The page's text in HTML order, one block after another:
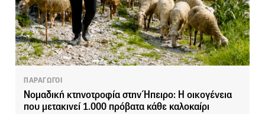
ΠΑΡΑΓΩΓΟΙ
Νομαδική κτηνοτροφία στην Ήπειρο: Η οικογένεια
που μετακινεί 1.000 πρόβατα κάθε καλοκαίρι